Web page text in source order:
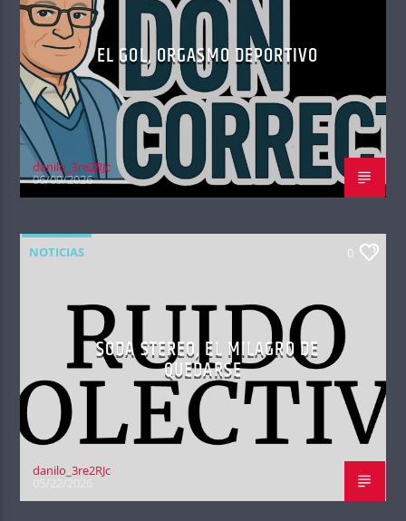
EL GOL, ORGASMO DEPORTIVO
danilo_3re2RJc
06/09/2026
NOTICIAS 0
SODA STEREO, EL MILAGRO DE
QUEDARSE
danilo_3re2RJc